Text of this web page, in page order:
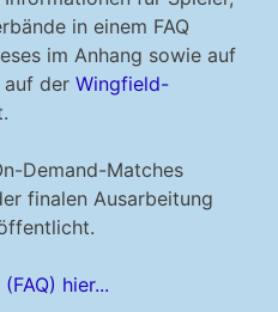
in einem FAQ
im Anhang sowie auf
auf der Wingfield-
Demand-Matches
finalen Ausarbeitung
hier...